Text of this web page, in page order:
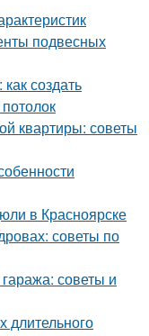
подвесных
создать
квартиры: советы
в Красноярске
советы по
советы и
длительного